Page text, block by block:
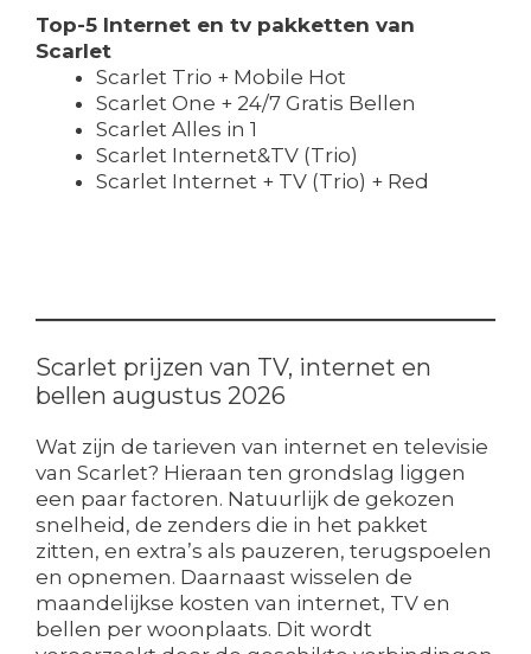
Top-5 Internet en tv pakketten van
Scarlet
Scarlet Trio + Mobile Hot
Scarlet One + 24/7 Gratis Bellen
Scarlet Alles in 1
Scarlet Internet&TV (Trio)
Scarlet Internet + TV (Trio) + Red
Scarlet prijzen van TV, internet en
bellen augustus 2026
Wat zijn de tarieven van internet en televisie
van Scarlet? Hieraan ten grondslag liggen
een paar factoren. Natuurlijk de gekozen
snelheid, de zenders die in het pakket
zitten, en extra’s als pauzeren, terugspoelen
en opnemen. Daarnaast wisselen de
maandelijkse kosten van internet, TV en
bellen per woonplaats. Dit wordt